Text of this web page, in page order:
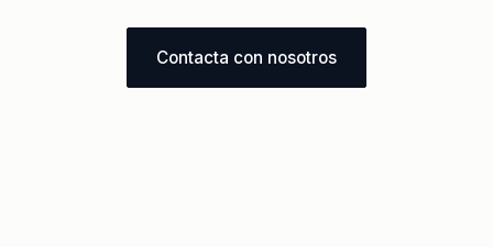
Contacta con nosotros